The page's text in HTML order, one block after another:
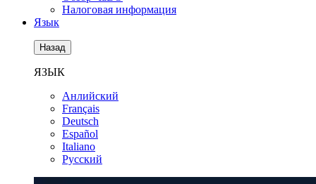
Налоговая информация
Язык
Назад
ЯЗЫК
Анлийский
Français
Deutsch
Español
Italiano
Русский